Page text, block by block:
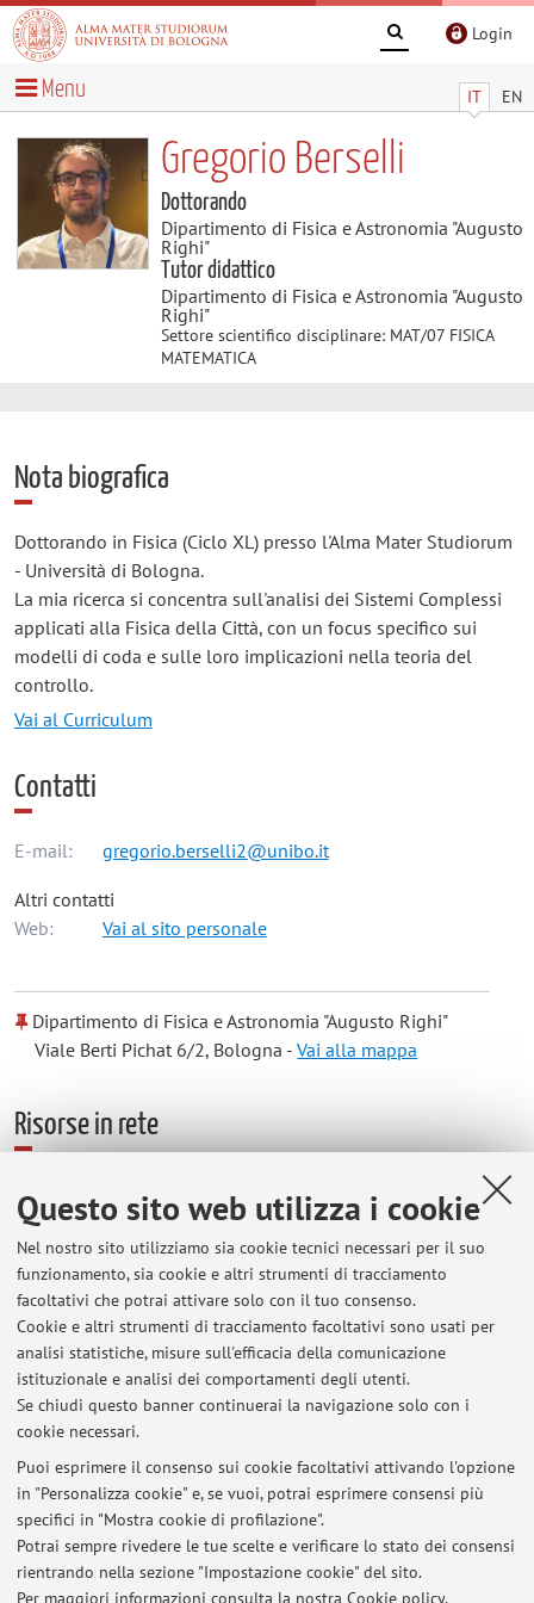
Questo sito web utilizza i cookie
Nel nostro sito utilizziamo sia cookie tecnici necessari per il suo
funzionamento, sia cookie e altri strumenti di tracciamento
facoltativi che potrai attivare solo con il tuo consenso.
Cookie e altri strumenti di tracciamento facoltativi sono usati per
analisi statistiche, misure sull'efficacia della comunicazione
istituzionale e analisi dei comportamenti degli utenti.
Se chiudi questo banner continuerai la navigazione solo con i
cookie necessari.
Puoi esprimere il consenso sui cookie facoltativi attivando l'opzione
in "Personalizza cookie" e, se vuoi, potrai esprimere consensi più
specifici in "Mostra cookie di profilazione".
Potrai sempre rivedere le tue scelte e verificare lo stato dei consensi
rientrando nella sezione "Impostazione cookie" del sito.
Per maggiori informazioni consulta la nostra Cookie policy.
Login
IT EN
Menu
Gregorio Berselli
Dottorando
Dipartimento di Fisica e Astronomia "Augusto
Righi"
Tutor didattico
Dipartimento di Fisica e Astronomia "Augusto
Righi"
Settore scientifico disciplinare: MAT/07 FISICA
MATEMATICA
Nota biografica
Dottorando in Fisica (Ciclo XL) presso l'Alma Mater Studiorum
- Università di Bologna.
La mia ricerca si concentra sull'analisi dei Sistemi Complessi
applicati alla Fisica della Città, con un focus specifico sui
modelli di coda e sulle loro implicazioni nella teoria del
controllo.
Vai al Curriculum
Contatti
E-mail: gregorio.berselli2@unibo.it
Altri contatti
Web:
Vai al sito personale
Dipartimento di Fisica e Astronomia "Augusto Righi"
Viale Berti Pichat 6/2, Bologna -Vai alla mappa
Risorse in rete
Orario di ricevimento
Preferibilmente su appuntamento.
Via Irnerio, 46 - Bologna (40126) Laboratorio di City Science
(162)
Ultimi avvisi
Al momento non sono presenti avvisi.